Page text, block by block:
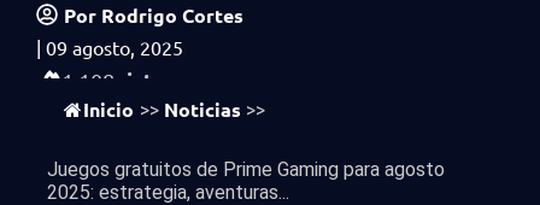
Por Rodrigo Cortes
| 09 agosto, 2025
1,108 vistas
Inicio >> Noticias >>
Juegos gratuitos de Prime Gaming para agosto
2025: estrategia, aventuras...